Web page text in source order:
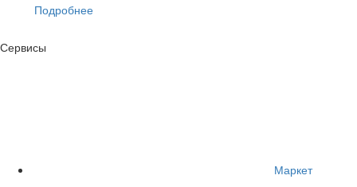
Подробнее
Сервисы
Маркет